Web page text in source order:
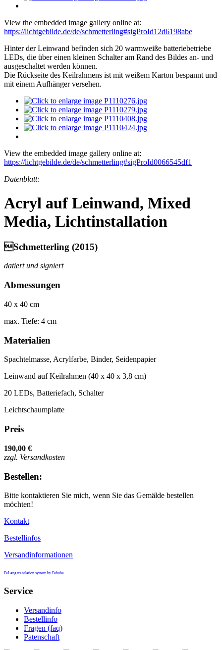
View the embedded image gallery online at:
https://lichtgebilde.de/de/schmetterling#sigProId12d6198abe
Hinter der Leinwand befinden sich 20 warmweiße batteriebetriebe
LEDs, die über einen kleinen Schalter am Rand des Bildes an- und
ausgeschaltet werden können.
Die Rückseite des Keilrahmens ist mit weißem Karton bespannt und
mit einem Aufhänger versehen.
View the embedded image gallery online at:
https://lichtgebilde.de/de/schmetterling#sigProId0066545df1
Datenblatt:
Acryl auf Leinwand, Mixed
Media, Lichtinstallation
Schmetterling (2015)
datiert und signiert
Abmessungen
40 x 40 cm
max. Tiefe: 4 cm
Materialien
Spachtelmasse, Acrylfarbe, Binder, Seidenpapier
Leinwand auf Keilrahmen (40 x 40 x 3,8 cm)
20 LEDs, Batteriefach, Schalter
Leichtschaumplatte
Preis
190,00 €
zzgl. Versandkosten
Bestellen:
Bitte kontaktieren Sie mich, wenn Sie das Gemälde bestellen
möchten!
Kontakt
Bestellinfos
Versandinformationen
FaLang translation system by Faboba
Service
Versandinfo
Bestellinfo
Fragen (faq)
Patenschaft